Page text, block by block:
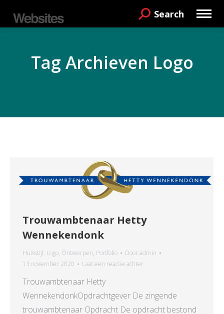
Search:Search
Tag Archieven Logo
Trouwambtenaar Hetty
Wennekendonk
Huisstijl, Logo, Ontwerpen, Portfolio Dooradmin
13 november 2020
Laat een reactie achter
Trouwambtenaar Hetty
WennekendonkOpdrachtgever De zingende
trouwambtenaar Opdracht De opdracht bestond